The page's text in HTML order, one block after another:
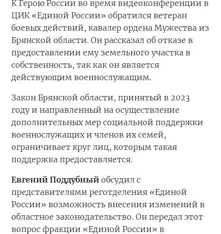
К Герою России во время видеоконференции в
ЦИК «Единой России» обратился ветеран
боевых действий, кавалер ордена Мужества из
Брянской области. Он рассказал об отказе в
предоставлении ему земельного участка в
собственность, так как он является
действующим военнослужащим.
Закон Брянской области, принятый в 2023
году и направленный на осуществление
дополнительных мер социальной поддержки
военнослужащих и членов их семей,
ограничивает круг лиц, которым такая
поддержка предоставляется.
Евгений Поддубный обсудил с
представителями реготделения «Единой
России» возможность внесения изменений в
областное законодательство. Он передал этот
вопрос фракции «Единой России» в